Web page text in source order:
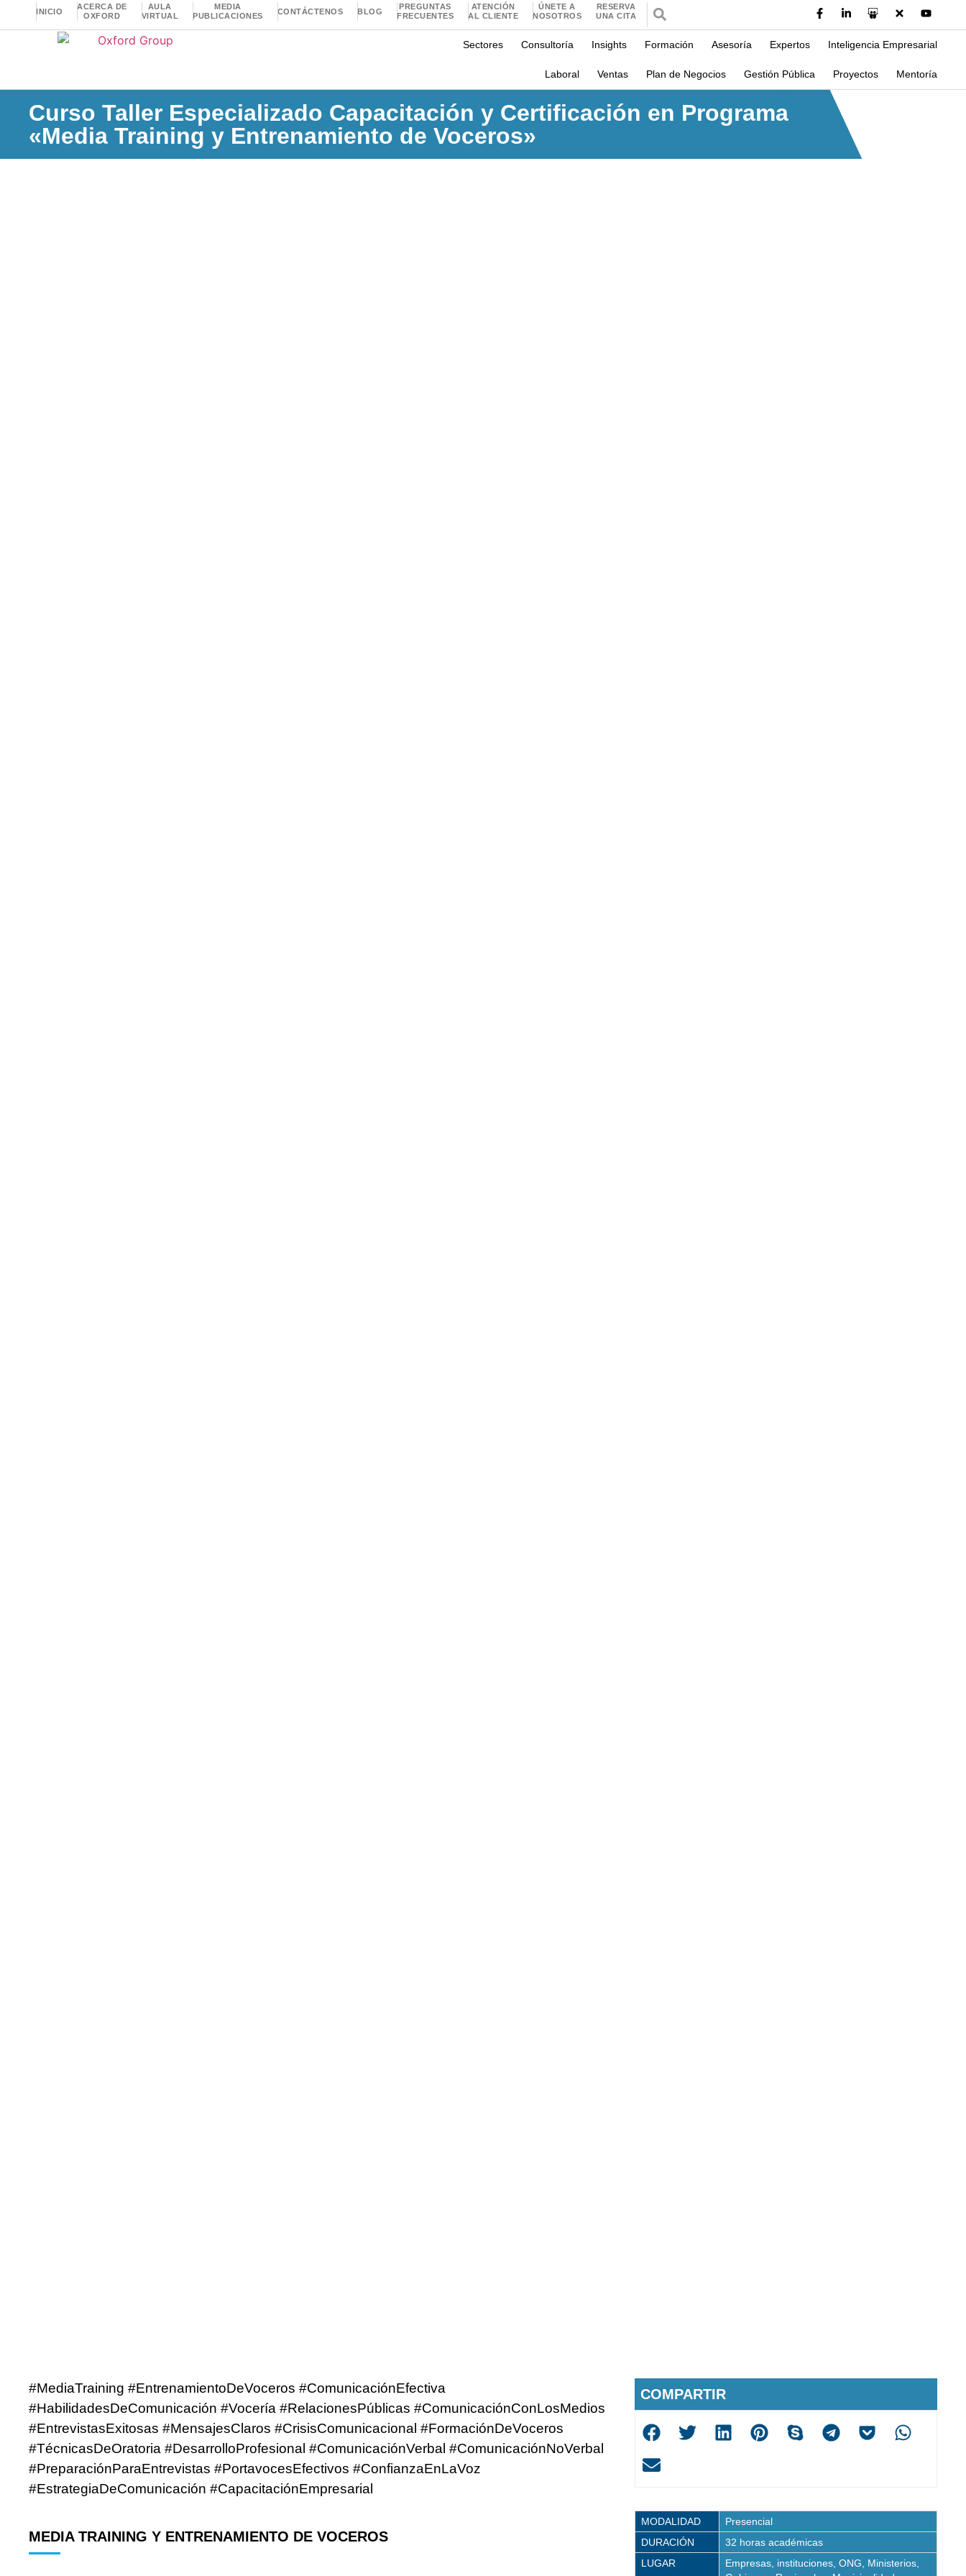
INICIO
ACERCA DE
OXFORD
AULA
VIRTUAL
MEDIA
PUBLICACIONES
CONTÁCTENOS BLOG
PREGUNTAS
FRECUENTES
ATENCIÓN
AL CLIENTE
ÚNETE A
NOSOTROS
RESERVA
UNA CITA
Sectores Consultoría Insights Formación Asesoría Expertos Inteligencia Empresarial
Laboral Ventas Plan de Negocios Gestión Pública Proyectos Mentoría
Curso Taller Especializado Capacitación y Certificación en Programa
«Media Training y Entrenamiento de Voceros»
#MediaTraining #EntrenamientoDeVoceros #ComunicaciónEfectiva
#HabilidadesDeComunicación #Vocería #RelacionesPúblicas #ComunicaciónConLosMedios
#EntrevistasExitosas #MensajesClaros #CrisisComunicacional #FormaciónDeVoceros
#TécnicasDeOratoria #DesarrolloProfesional #ComunicaciónVerbal #ComunicaciónNoVerbal
#PreparaciónParaEntrevistas #PortavocesEfectivos #ConfianzaEnLaVoz
#EstrategiaDeComunicación #CapacitaciónEmpresarial
MEDIA TRAINING Y ENTRENAMIENTO DE VOCEROS
COMPARTIR
MODALIDAD
Presencial
DURACIÓN
32 horas académicas
LUGAR
Empresas, instituciones, ONG, Ministerios,